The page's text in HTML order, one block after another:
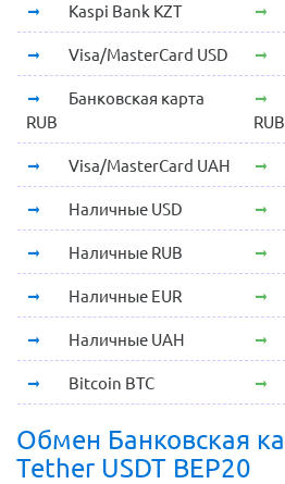
Kaspi Bank KZT
Visa/MasterCard USD
Банковская карта
RUB
RUB
Visa/MasterCard UAH
Наличные USD
Наличные RUB
Наличные EUR
Наличные UAH
Bitcoin BTC
Обмен Банковская
Tether USDT BEP20